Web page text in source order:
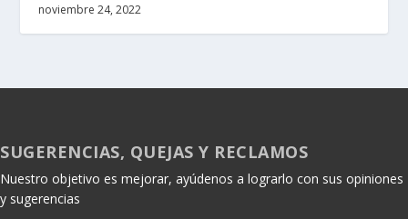
noviembre 24, 2022
SUGERENCIAS, QUEJAS Y RECLAMOS
Nuestro objetivo es mejorar, ayúdenos a lograrlo con sus opiniones
y sugerencias